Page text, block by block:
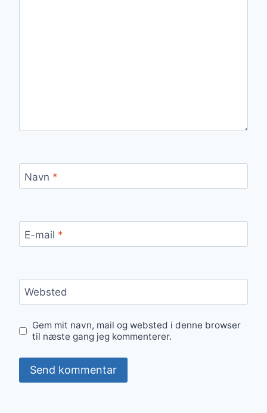
Navn *
E-mail *
Websted
Gem mit navn, mail og websted i denne browser
til næste gang jeg kommenterer.